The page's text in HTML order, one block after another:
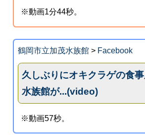
※動画1分44秒。
鶴岡市立加茂水族館> Facebook
久しぶりにオキクラゲの食
水族館が...(video)
※動画57秒。